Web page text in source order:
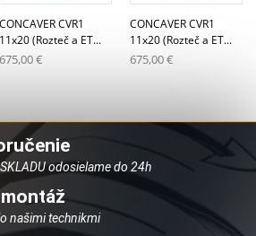
CONCAVER CVR1
11x20 (Rozteč a ET...
675,00 €
CONCAVER CVR1
11x20 (Rozteč a ET...
675,00 €
odosielame do 24h
našimi technikmi